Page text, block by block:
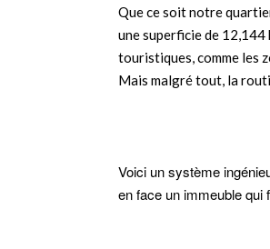
Que ce soit notre
une superficie de 12,144
touristiques, comme les
Mais malgré tout, la
Voici un système
en face un immeuble qui